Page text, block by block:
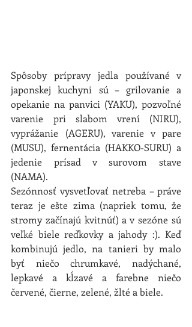
Spôsoby prípravy jedla používané v
japonskej kuchyni sú – grilovanie a
opekanie na panvici (YAKU), pozvoľné
varenie pri slabom vrení (NIRU),
vyprážanie (AGERU), varenie v pare
(MUSU), fernentácia (HAKKO-SURU) a
jedenie prísad v surovom stave
(NAMA).
Sezónnosť vysvetľovať netreba – práve
teraz je ešte zima (napriek tomu, že
stromy začínajú kvitnúť) a v sezóne sú
veľké biele reďkovky a jahody :). Keď
kombinujú jedlo, na tanieri by malo
byť niečo chrumkavé, nadýchané,
lepkavé a kĺzavé a farebne niečo
červené, čierne, zelené, žlté a biele.